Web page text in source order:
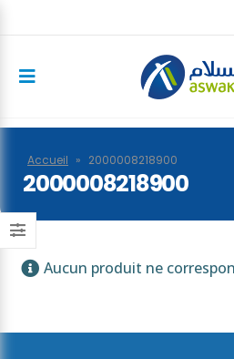
Accueil » 2000008218900
2000008218900
Aucun produit ne